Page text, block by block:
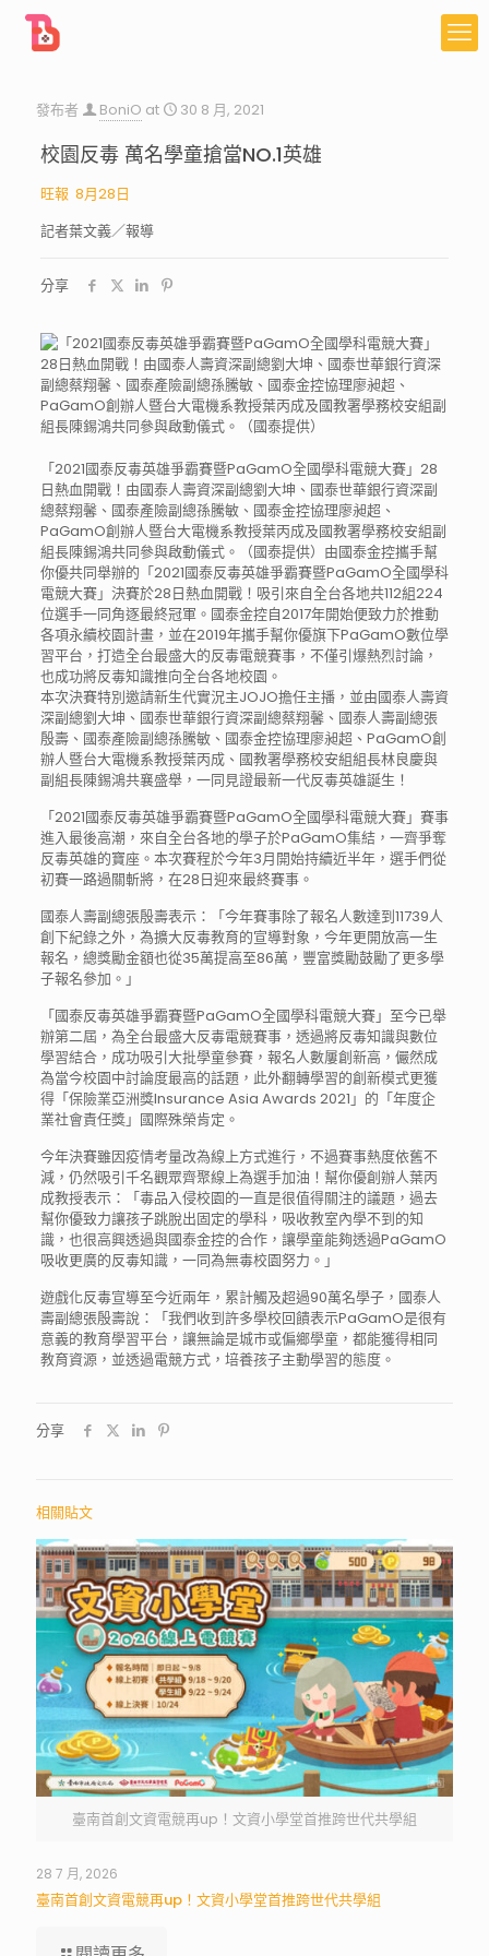
發布者 BoniO at 30 8 月, 2021
校園反毒 萬名學童搶當NO.1英雄
旺報 8月28日
記者葉文義／報導
分享
「2021國泰反毒英雄爭霸賽暨PaGamO全國學科電競大賽」28
日熱血開戰！由國泰人壽資深副總劉大坤、國泰世華銀行資深副
總蔡翔馨、國泰產險副總孫騰敏、國泰金控協理廖昶超、
PaGamO創辦人暨台大電機系教授葉丙成及國教署學務校安組副
組長陳錫鴻共同參與啟動儀式。（國泰提供）由國泰金控攜手幫
你優共同舉辦的「2021國泰反毒英雄爭霸賽暨PaGamO全國學科
電競大賽」決賽於28日熱血開戰！吸引來自全台各地共112組224
位選手一同角逐最終冠軍。國泰金控自2017年開始便致力於推動
各項永續校園計畫，並在2019年攜手幫你優旗下PaGamO數位學
習平台，打造全台最盛大的反毒電競賽事，不僅引爆熱烈討論，
也成功將反毒知識推向全台各地校園。
本次決賽特別邀請新生代實況主JOJO擔任主播，並由國泰人壽資
深副總劉大坤、國泰世華銀行資深副總蔡翔馨、國泰人壽副總張
殷壽、國泰產險副總孫騰敏、國泰金控協理廖昶超、PaGamO創
辦人暨台大電機系教授葉丙成、國教署學務校安組組長林良慶與
副組長陳錫鴻共襄盛舉，一同見證最新一代反毒英雄誕生！
「2021國泰反毒英雄爭霸賽暨PaGamO全國學科電競大賽」賽事
進入最後高潮，來自全台各地的學子於PaGamO集結，一齊爭奪
反毒英雄的寶座。本次賽程於今年3月開始持續近半年，選手們從
初賽一路過關斬將，在28日迎來最終賽事。
國泰人壽副總張殷壽表示：「今年賽事除了報名人數達到11739人
創下紀錄之外，為擴大反毒教育的宣導對象，今年更開放高一生
報名，總獎勵金額也從35萬提高至86萬，豐富獎勵鼓勵了更多學
子報名參加。」
「國泰反毒英雄爭霸賽暨PaGamO全國學科電競大賽」至今已舉
辦第二屆，為全台最盛大反毒電競賽事，透過將反毒知識與數位
學習結合，成功吸引大批學童參賽，報名人數屢創新高，儼然成
為當今校園中討論度最高的話題，此外翻轉學習的創新模式更獲
得「保險業亞洲獎Insurance Asia Awards 2021」的「年度企
業社會責任獎」國際殊榮肯定。
今年決賽雖因疫情考量改為線上方式進行，不過賽事熱度依舊不
減，仍然吸引千名觀眾齊聚線上為選手加油！幫你優創辦人葉丙
成教授表示：「毒品入侵校園的一直是很值得關注的議題，過去
幫你優致力讓孩子跳脫出固定的學科，吸收教室內學不到的知
識，也很高興透過與國泰金控的合作，讓學童能夠透過PaGamO
吸收更廣的反毒知識，一同為無毒校園努力。」
遊戲化反毒宣導至今近兩年，累計觸及超過90萬名學子，國泰人
壽副總張殷壽說：「我們收到許多學校回饋表示PaGamO是很有
意義的教育學習平台，讓無論是城市或偏鄉學童，都能獲得相同
教育資源，並透過電競方式，培養孩子主動學習的態度。
分享
相關貼文
臺南首創文資電競再up！文資小學堂首推跨世代共學組
28 7 月, 2026
臺南首創文資電競再up！文資小學堂首推跨世代共學組